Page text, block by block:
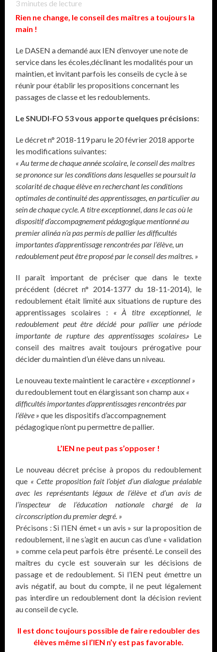
3 minutes de lecture
Rien ne change, le conseil des maîtres a toujours la
main !
Le DASEN a demandé aux IEN d’envoyer une note de
service dans les écoles,déclinant les modalités pour un
maintien, et invitant parfois les conseils de cycle à se
réunir pour établir les propositions concernant les
passages de classe et les redoublements.
Le SNUDI-FO 53 vous apporte quelques précisions:
Le décret n° 2018-119 paru le 20 février 2018 apporte
les modifications suivantes:
« Au terme de chaque année scolaire, le conseil des maîtres
se prononce sur les conditions dans lesquelles se poursuit la
scolarité de chaque élève en recherchant les conditions
optimales de continuité des apprentissages, en particulier au
sein de chaque cycle. A titre exceptionnel, dans le cas où le
dispositif d’accompagnement pédagogique mentionné au
premier alinéa n’a pas permis de pallier les difficultés
importantes d’apprentissage rencontrées par l’élève, un
redoublement peut être proposé par le conseil des maîtres. »
Il paraît important de préciser que dans le texte
précédent (décret n° 2014-1377 du 18-11-2014), le
redoublement était limité aux situations de rupture des
apprentissages scolaires : « À titre exceptionnel, le
redoublement peut être décidé pour pallier une période
importante de rupture des apprentissages scolaires.» Le
conseil des maitres avait toujours prérogative pour
décider du maintien d’un élève dans un niveau.
Le nouveau texte maintient le caractère « exceptionnel »
du redoublement tout en élargissant son champ aux «
difficultés importantes d’apprentissages rencontrées par
l’élève » que les dispositifs d’accompagnement
pédagogique n’ont pu permettre de pallier.
L’IEN ne peut pas s’opposer !
Le nouveau décret précise à propos du redoublement
que « Cette proposition fait l’objet d’un dialogue préalable
avec les représentants légaux de l’élève et d’un avis de
l’inspecteur de l’éducation nationale chargé de la
circonscription du premier degré. »
Précisons : Si l’IEN émet « un avis » sur la proposition de
redoublement, il ne s’agit en aucun cas d’une « validation
» comme cela peut parfois être présenté. Le conseil des
maîtres du cycle est souverain sur les décisions de
passage et de redoublement. Si l’IEN peut émettre un
avis négatif, au bout du compte, il ne peut légalement
pas interdire un redoublement dont la décision revient
au conseil de cycle.
Il est donc toujours possible de faire redoubler des
élèves même si l’IEN n’y est pas favorable.